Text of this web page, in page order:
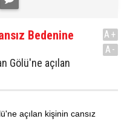
Bedenine
Gölü'ne açılan
A+
A-
açılan kişinin cansız